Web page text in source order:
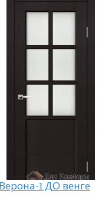
Верона-1 ДО венге